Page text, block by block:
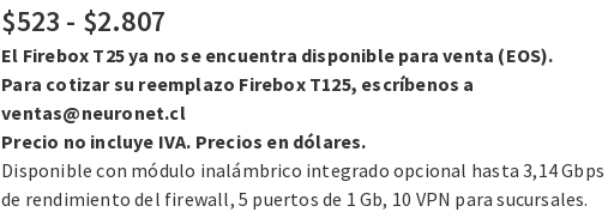
$523 - $2.807Rango
de
precios:
desde
$523
hasta
$2.807
El Firebox T25 ya no se encuentra disponible para venta (EOS).
Para cotizar su reemplazo Firebox T125, escríbenos a
ventas@neuronet.cl
Precio no incluye IVA. Precios en dólares.
Disponible con módulo inalámbrico integrado opcional hasta 3,14 Gbps
de rendimiento del firewall, 5 puertos de 1 Gb, 10 VPN para sucursales.